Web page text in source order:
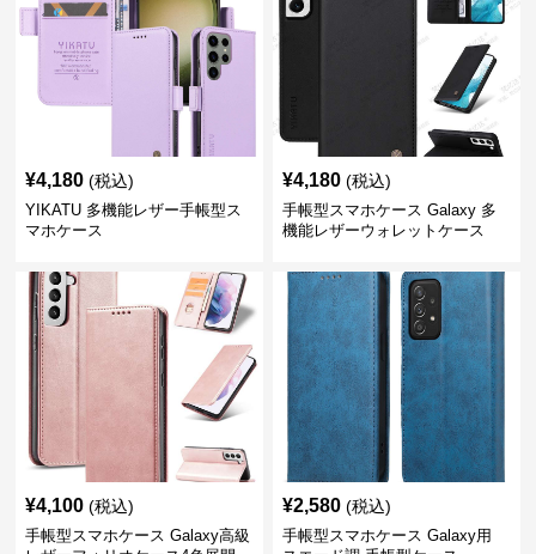
¥4,180 (税込)
YIKATU 多機能レザー手帳型ス
マホケース
¥4,180 (税込)
手帳型スマホケース Galaxy 多
機能レザーウォレットケース
¥4,100 (税込)
手帳型スマホケース Galaxy高級
¥2,580 (税込)
手帳型スマホケース Galaxy用